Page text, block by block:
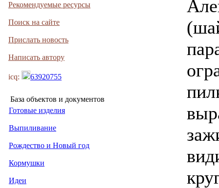
Рекомендуемые ресурсы
Поиск на сайте
Прислать новость
Написать автору
icq: 63920755
База объектов и документов
Готовые изделия
Выпиливание
Рождество и Новый год
Кормушки
Идеи